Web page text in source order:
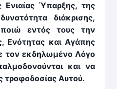
Ύπαρξης, της
διάκρισης,
εντός τους την
Ενότητας και Αγάπης
τον εκδηλωμένο Λόγο
και να
τροφοδοσίας Αυτού.